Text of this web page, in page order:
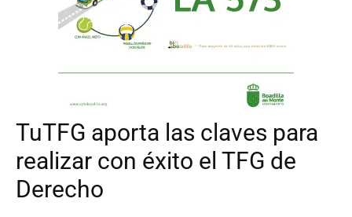
TuTFG aporta las claves para
realizar con éxito el TFG de
Derecho